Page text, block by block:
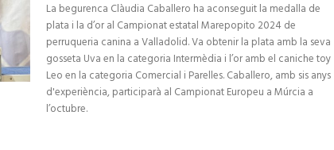
La begurenca Clàudia Caballero ha aconseguit la medalla de
plata i la d’or al Campionat estatal Marepopito 2024 de
perruqueria canina a Valladolid. Va obtenir la plata amb la seva
gosseta Uva en la categoria Intermèdia i l’or amb el caniche toy
Leo en la categoria Comercial i Parelles. Caballero, amb sis anys
d'experiència, participarà al Campionat Europeu a Múrcia a
l’octubre.